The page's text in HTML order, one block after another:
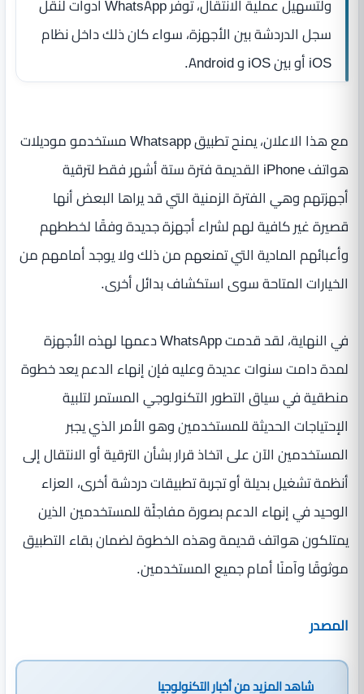
ولتسهيل عملية الانتقال، توفر WhatsApp أدوات لنقل
سجل الدردشة بين الأجهزة، سواء كان ذلك داخل نظام
iOS أو بين iOS و Android.
مع هذا الاعلان، يمنح تطبيق Whatsapp مستخدمو موديلات
هواتف iPhone القديمة فترة ستة أشهر فقط لترقية
أجهزتهم وهي الفترة الزمنية التي قد يراها البعض أنها
قصيرة غير كافية لهم لشراء أجهزة جديدة وفقًا لخططهم
وأعبائهم المادية التي تمنعهم من ذلك ولا يوجد أمامهم من
الخيارات المتاحة سوى استكشاف بدائل أخرى.
في النهاية، لقد قدمت WhatsApp دعمها لهذه الأجهزة
لمدة دامت سنوات عديدة وعليه فإن إنهاء الدعم يعد خطوة
منطقية في سياق التطور التكنولوجي المستمر لتلبية
الإحتياجات الحديثة للمستخدمين وهو الأمر الذي يجبر
المستخدمين الآن على اتخاذ قرار بشأن الترقية أو الانتقال إلى
أنظمة تشغيل بديلة أو تجربة تطبيقات دردشة أخرى، العزاء
الوحيد في إنهاء الدعم بصورة مفاجئًة للمستخدمين الذين
يمتلكون هواتف قديمة وهذه الخطوة لضمان بقاء التطبيق
موثوقًا وآمنًا أمام جميع المستخدمين.
المصدر
شاهد المزيد منأخبار التكنولوجيا